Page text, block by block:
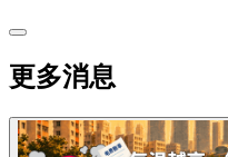
更多消息